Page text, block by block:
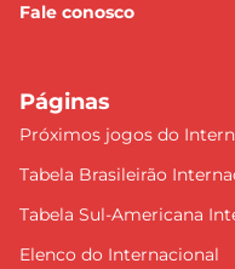
Fale conosco
Páginas
Próximos jogos do
Tabela Brasileirão
Tabela Sul-Americana
Elenco do Internacional